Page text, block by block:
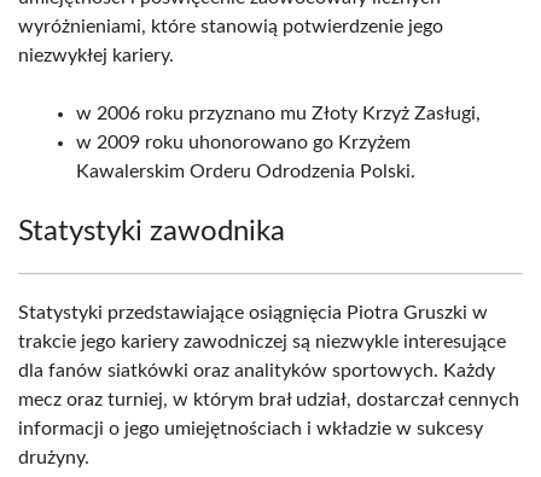
wyróżnieniami, które stanowią potwierdzenie jego
niezwykłej kariery.
w 2006 roku przyznano mu Złoty Krzyż Zasługi,
w 2009 roku uhonorowano go Krzyżem
Kawalerskim Orderu Odrodzenia Polski.
Statystyki zawodnika
Statystyki przedstawiające osiągnięcia Piotra Gruszki w
trakcie jego kariery zawodniczej są niezwykle interesujące
dla fanów siatkówki oraz analityków sportowych. Każdy
mecz oraz turniej, w którym brał udział, dostarczał cennych
informacji o jego umiejętnościach i wkładzie w sukcesy
drużyny.